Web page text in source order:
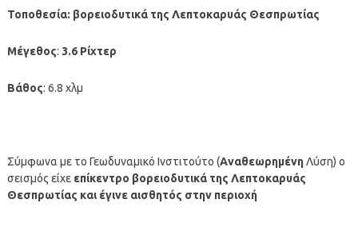
Τοποθεσία: βορειοδυτικά της Λεπτοκαρυάς Θεσπρωτίας
Μέγεθος: 3.6 Ρίχτερ
Βάθος: 6.8 χλμ
Σύμφωνα με το Γεωδυναμικό Ινστιτούτο (ΑναθεωρημένηΛύση) ο
σεισμός είχε επίκεντρο βορειοδυτικά της Λεπτοκαρυάς
Θεσπρωτίας και έγινε αισθητός στην περιοχή